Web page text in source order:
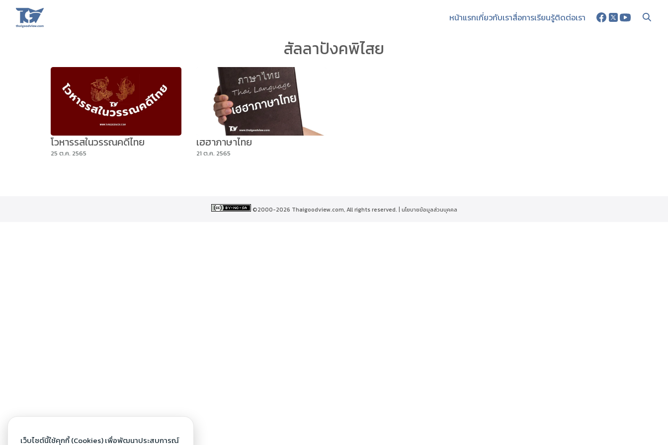
content
หน้าแรกเกี่ยวกับเราสื่อการเรียนรู้ติดต่อเรา
สัลลาปังคพิไสย
โวหารรสในวรรณคดีไทย
25 ต.ค. 2565
เฮฮาภาษาไทย
21 ต.ค. 2565
©2000-2026 Thaigoodview.com, All rights reserved. | นโยบายข้อมูลส่วนบุคคล
เว็บไซต์นี้ใช้คุกกี้ (Cookies) เพื่อพัฒนาประสบการณ์